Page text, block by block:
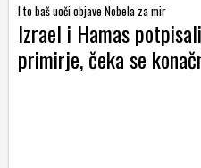
I to baš uoči objave Nobela za mir
Izrael i Hamas
primirje, čeka se